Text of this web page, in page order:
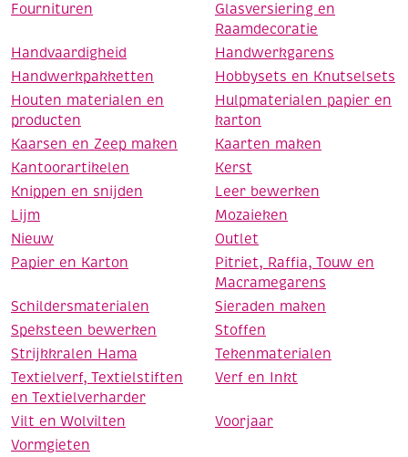
Fournituren
Glasversiering en
Raamdecoratie
Handvaardigheid
Handwerkgarens
Handwerkpakketten
Hobbysets en Knutselsets
Houten materialen en
producten
Hulpmaterialen papier en
karton
Kaarsen en Zeep maken
Kaarten maken
Kantoorartikelen
Kerst
Knippen en snijden
Leer bewerken
Lijm
Mozaieken
Nieuw
Outlet
Papier en Karton
Pitriet, Raffia, Touw en
Macramegarens
Schildersmaterialen
Sieraden maken
Speksteen bewerken
Stoffen
Strijkkralen Hama
Tekenmaterialen
Textielverf, Textielstiften
en Textielverharder
Verf en Inkt
Vilt en Wolvilten
Voorjaar
Vormgieten